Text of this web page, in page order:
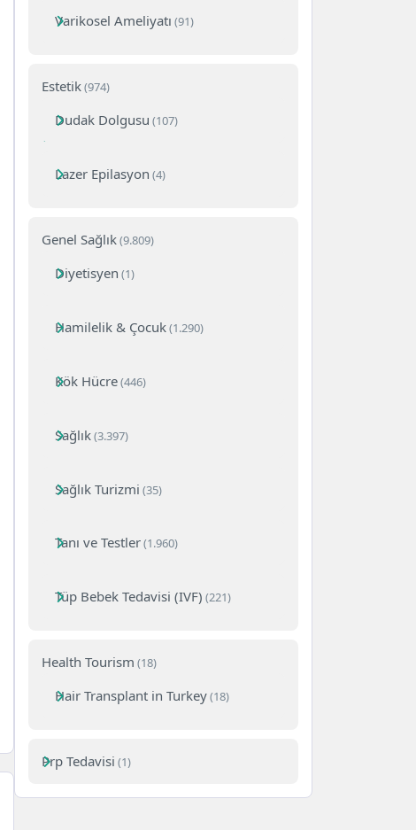
Varikosel Ameliyatı (91)
Estetik(974)
Dudak Dolgusu (107)
Lazer Epilasyon (4)
Genel Sağlık(9.809)
Diyetisyen (1)
Hamilelik & Çocuk(1.290)
Kök Hücre(446)
Sağlık(3.397)
Sağlık Turizmi (35)
Tanı ve Testler(1.960)
Tüp Bebek Tedavisi (IVF) (221)
Health Tourism (18)
Hair Transplant in Turkey(18)
Prp Tedavisi (1)